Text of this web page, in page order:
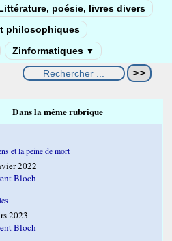
poésie, livres divers
philosophiques
Zinformatiques ▼
Dans la même rubrique
et la peine de mort
2022
Bloch
2023
Bloch